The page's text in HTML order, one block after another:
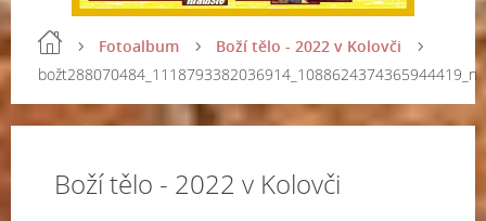
Fotoalbum
Boží tělo - 2022 v Kolovči
božt288070484_1118793382036914_1088624374365944419_n
Boží tělo - 2022 v Kolovči